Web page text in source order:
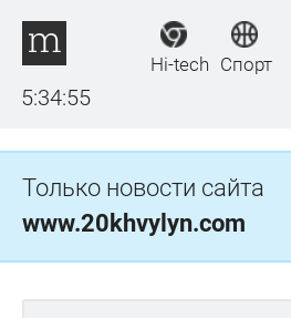
5:34:55
Hi-tech Спорт
Только новости сайта
www.20khvylyn.com